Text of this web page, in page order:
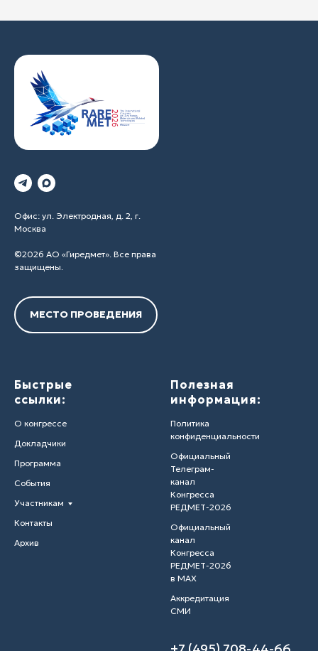
Офис: ул. Электродная, д. 2, г.
Москва
©2026 АО «Гиредмет». Все права
защищены.
МЕСТО ПРОВЕДЕНИЯ
Быстрые
ссылки:
О конгрессе
Докладчики
Программа
События
Участникам
Контакты
Архив
Полезная
информация:
Политика
конфиденциальности
Официальный
Телеграм-
канал
Конгресса
РЕДМЕТ-2026
Официальный
канал
Конгресса
РЕДМЕТ-2026
в MAX
Аккредитация
СМИ